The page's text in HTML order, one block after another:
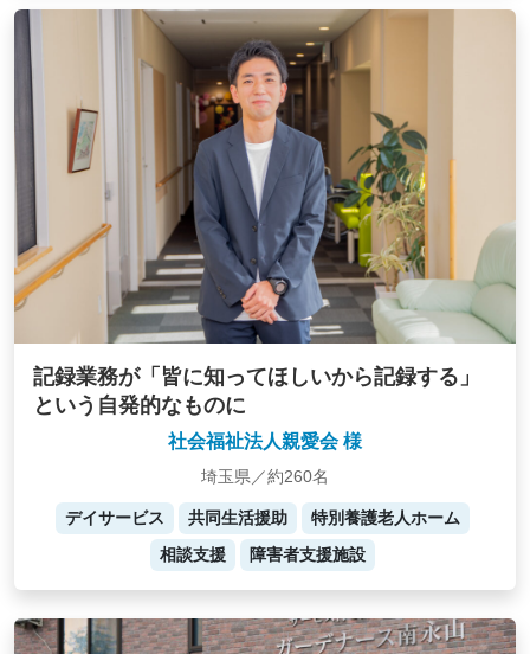
記録業務が「皆に知ってほしいから記録する」
という自発的なものに
社会福祉法人親愛会 様
埼玉県／約260名
デイサービス 共同生活援助
特別養護老人ホーム
相談支援
障害者支援施設